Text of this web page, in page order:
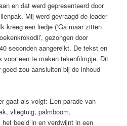
en dat werd gepresenteerd door
Mij werd gevraagd de leader
kreeg een liedje (‘Ga maar zitten
gezongen door
seconden aangereikt. De tekst en
voor een te maken tekenfilmpje. Dit
zou aansluiten bij de inhoud
gaat als volgt: Een parade van
vliegtuig, palmboom,
beeld in en verdwijnt in een